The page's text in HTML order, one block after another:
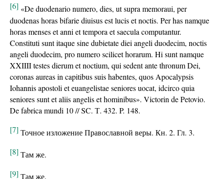
[6] «De duodenario numero, dies, ut supra memoraui, per
duodenas horas bifarie diuisus est lucis et noctis. Per has namque
horas menses et anni et tempora et saecula computantur.
Constituti sunt itaque sine dubietate diei angeli duodecim, noctis
angeli duodecim, pro numero scilicet horarum. Hi sunt namque
XXIIII testes dierum et noctium, qui sedent ante thronum Dei,
coronas aureas in capitibus suis habentes, quos Apocalypsis
Iohannis apostoli et euangelistae seniores uocat, idcirco quia
seniores sunt et aliis angelis et hominibus». Victorin de Petovio.
De fabrica mundi 10 // SC. Т. 432. P. 148.
[7] Точное изложение Православной веры. Кн. 2. Гл. 3.
[8] Там же.
[9] Там же.